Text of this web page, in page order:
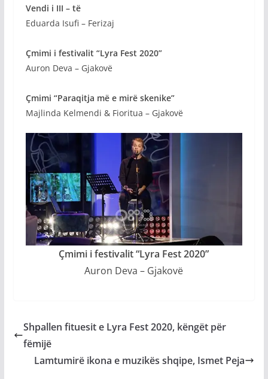
Vendi i III – të
Eduarda Isufi – Ferizaj
Çmimi i festivalit “Lyra Fest 2020”
Auron Deva – Gjakovë
Çmimi “Paraqitja më e mirë skenike”
Majlinda Kelmendi & Fioritua – Gjakovë
Çmimi i festivalit “Lyra Fest 2020”
Auron Deva – Gjakovë
Shpallen fituesit e Lyra Fest 2020, këngët për
fëmijë
Lamtumirë ikona e muzikës shqipe, Ismet Peja